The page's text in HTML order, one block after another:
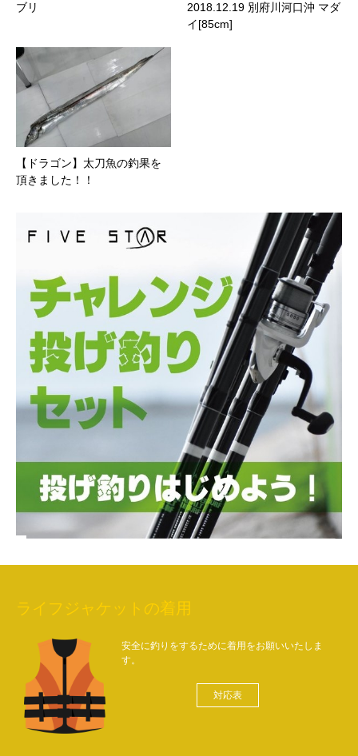
ブリ
2018.12.19 別府川河口沖 マダ
イ[85cm]
【ドラゴン】太刀魚の釣果を
頂きました！！
ライフジャケットの着用
安全に釣りをするために着用をお願いいたしま
す。
対応表